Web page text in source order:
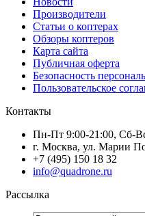
Производители
Статьи о коптерах
Обзоры коптеров
Карта сайта
Публичная оферта
Безопасность
Пользовательское
Контакты
Пн-Пт 9:00-21:00, Сб-
г. Москва, ул. Марии
+7 (495) 150 18 32
info@quadrone.ru
Рассылка